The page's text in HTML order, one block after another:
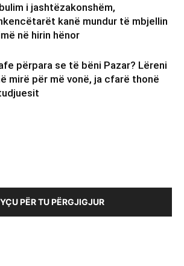
i jashtëzakonshëm,
kanë mundur të mbjellin
në hirin hënor
përpara se të bëni Pazar? Lëreni
mirë për më vonë, ja cfarë thonë
PËR TU PËRGJIGJUR